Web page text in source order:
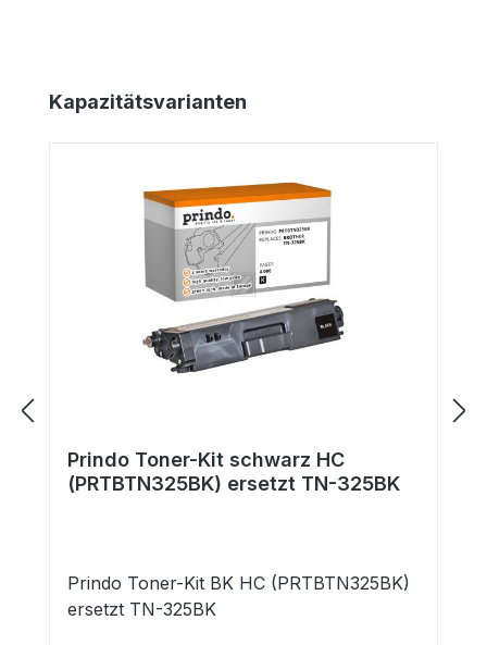
Produktgalerie überspringen
Kapazitätsvarianten
Prindo Toner-Kit schwarz HC
(PRTBTN325BK) ersetzt TN-325BK
Prindo Toner-Kit BK HC (PRTBTN325BK)
ersetzt TN-325BK